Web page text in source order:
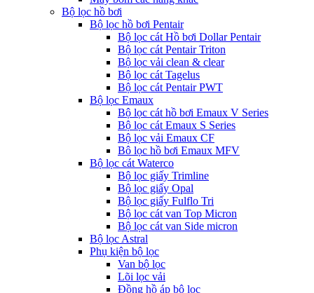
Bộ lọc hồ bơi
Bộ lọc hồ bơi Pentair
Bộ lọc cát Hồ bơi Dollar Pentair
Bộ lọc cát Pentair Triton
Bộ lọc vải clean & clear
Bộ lọc cát Tagelus
Bộ lọc cát Pentair PWT
Bộ lọc Emaux
Bộ lọc cát hồ bơi Emaux V Series
Bộ lọc cát Emaux S Series
Bộ lọc vải Emaux CF
Bô lọc hồ bơi Emaux MFV
Bộ lọc cát Waterco
Bộ lọc giấy Trimline
Bộ lọc giấy Opal
Bộ lọc giấy Fulflo Tri
Bộ lọc cát van Top Micron
Bộ lọc cát van Side micron
Bộ lọc Astral
Phụ kiện bộ lọc
Van bộ lọc
Lõi lọc vải
Đồng hồ áp bộ lọc